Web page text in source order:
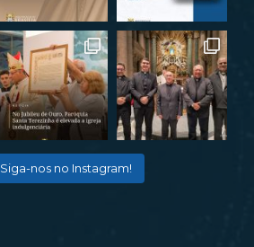
Siga-nos no Instagram!